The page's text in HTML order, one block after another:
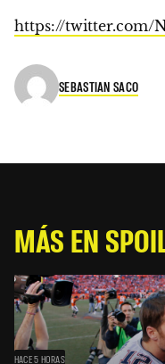
https://twitter.com/
SEBASTIAN SACO
MÁS EN
HACE 5 HORAS